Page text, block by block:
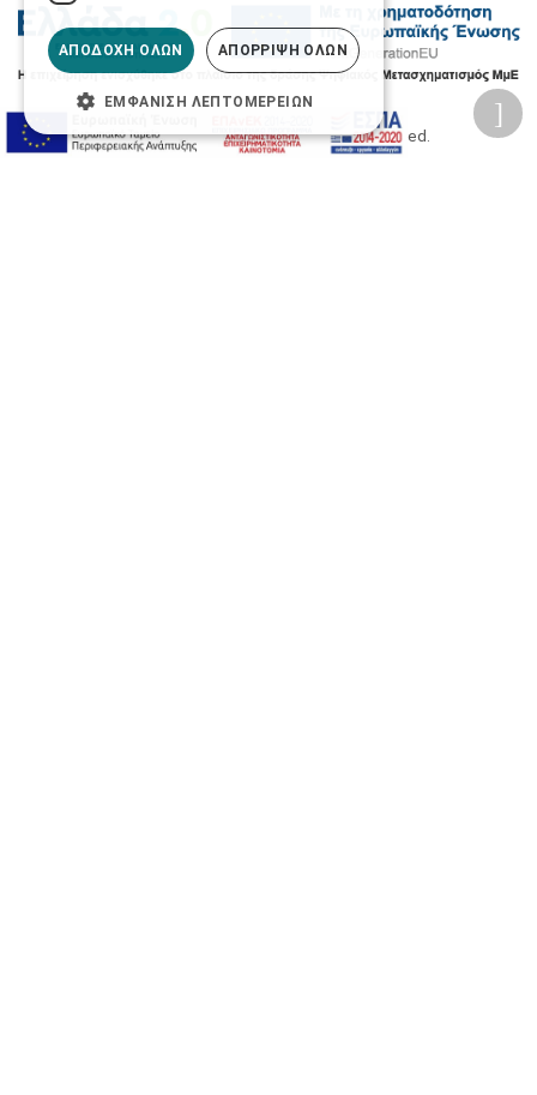
2026 © Δίγκας Γ. Ιατρικά. All rights reserved.
Developed with care by
Totalweb.
ΑΠΟΔΟΧΉ ΌΛΩΝ ΑΠΌΡΡΙΨΗ ΌΛΩΝ
ΕΜΦΆΝΙΣΗ ΛΕΠΤΟΜΕΡΕΙΏΝ